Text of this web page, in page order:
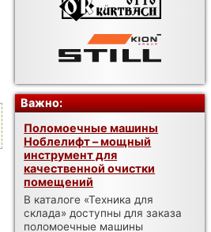
Важно:
Поломоечные машины
Ноблелифт – мощный
инструмент для
качественной очистки
помещений
В каталоге «Техника для
склада» доступны для заказа
поломоечные машины